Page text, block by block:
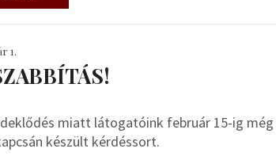
1.
miatt látogatóink február 15-ig
készült kérdéssort.